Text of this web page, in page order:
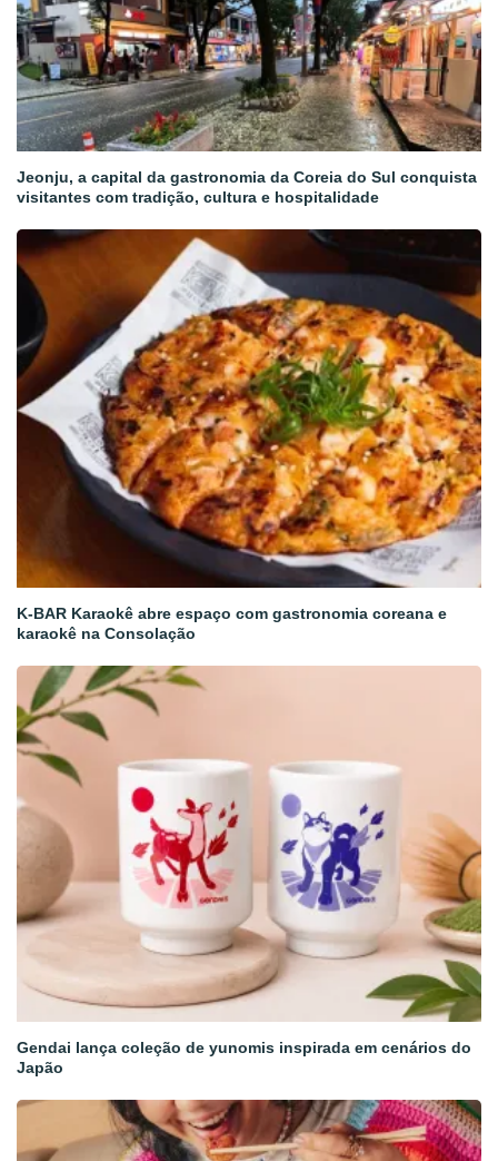
Jeonju, a capital da gastronomia da Coreia do Sul conquista
visitantes com tradição, cultura e hospitalidade
K-BAR Karaokê abre espaço com gastronomia coreana e
karaokê na Consolação
Gendai lança coleção de yunomis inspirada em cenários do
Japão